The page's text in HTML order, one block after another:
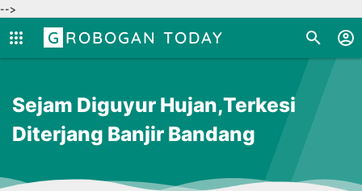
-->
GROBOGAN TODAY
Sejam Diguyur Hujan,Terkesi
Diterjang Banjir Bandang